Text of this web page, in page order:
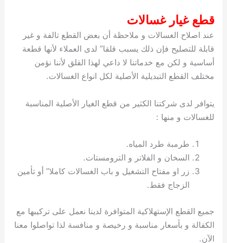
قطع غيار غسالات
عند اصلاح الغسالات و ملاحظة أن بعض القطع تالفة و غير
قابلة للتصليح فإن ذلك يسبب قلقا” لدى العملاء لأنها قطعة
أساسية و لكن مع خدماتنا لا داعي لهذا القلق لأننا نؤمن
مختلف القطع التبديلية الأصلية لكل انواع الغسالات.
يتوافر لدى شركتنا الكثير من قطع الغيار الأصلية المناسبة
للغسالات و منها :
طرمبة طرد المياه.
السخان و الفلاتر و الترومستات.
زر او مفتاح التشغيل و باب الغسالات كاملا” أو تأمين
الزجاج فقط.
جميع القطع الإستهلاكية المتوافرة لدينا نعمل على تركيبها مع
الكفالة و بأسعار مناسبة و رخيصة و منافسة لذا تواصلوا معنا
الآن.